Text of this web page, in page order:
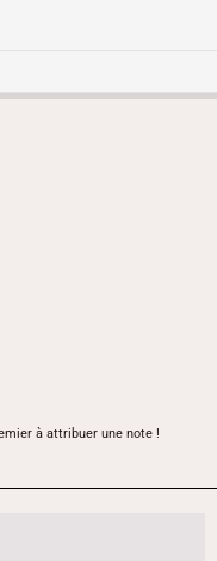
à attribuer une note !